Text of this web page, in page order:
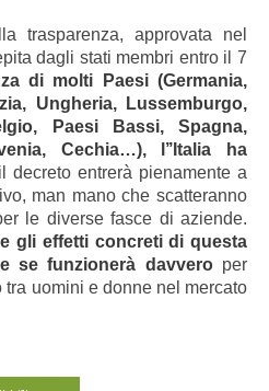
trasparenza, approvata nel
dagli stati membri entro il 7
di molti Paesi (Germania,
Ungheria, Lussemburgo,
Paesi Bassi, Spagna,
Cechia…), l’’Italia ha
decreto entrerà pienamente a
man mano che scatteranno
le diverse fasce di aziende.
gli effetti concreti di questa
se funzionerà davvero per
uomini e donne nel mercato